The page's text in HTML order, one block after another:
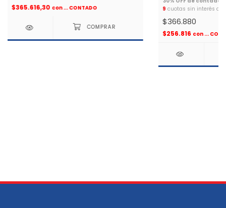
$365.616,30 con... CONTADO 9 cuotas sin interés de
$366.880
$256.816 con ...